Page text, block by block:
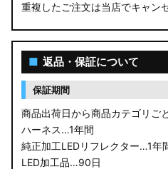
重複したご注文は当店でキャン
■ 返品・保証について
保証期間
商品出荷日から商品カテゴリご
ハーネス…1年間
純正加工LEDリフレクター…1年
LED加工品…90日